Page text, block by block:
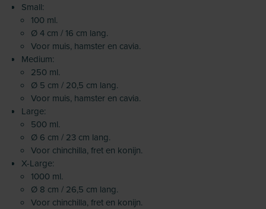
Small:
100 ml.
Ø 4 cm / 16 cm lang.
Voor muis, hamster en cavia.
Medium:
250 ml.
Ø 5 cm / 20,5 cm lang.
Voor muis, hamster en cavia.
Large:
500 ml.
Ø 6 cm / 23 cm lang.
Voor chinchilla, fret en konijn.
X-Large:
1000 ml.
Ø 8 cm / 26,5 cm lang.
Voor chinchilla, fret en konijn.